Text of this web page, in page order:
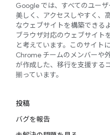
Google では、すべてのユーザ
美しく、アクセスしやすく、
なウェブサイトを構築できる
ブラウザ対応のウェブサイト
と考えています。このサイトに
Chrome チームのメンバーや
が作成した、移行を支援する
揃っています。
投稿
バグを報告